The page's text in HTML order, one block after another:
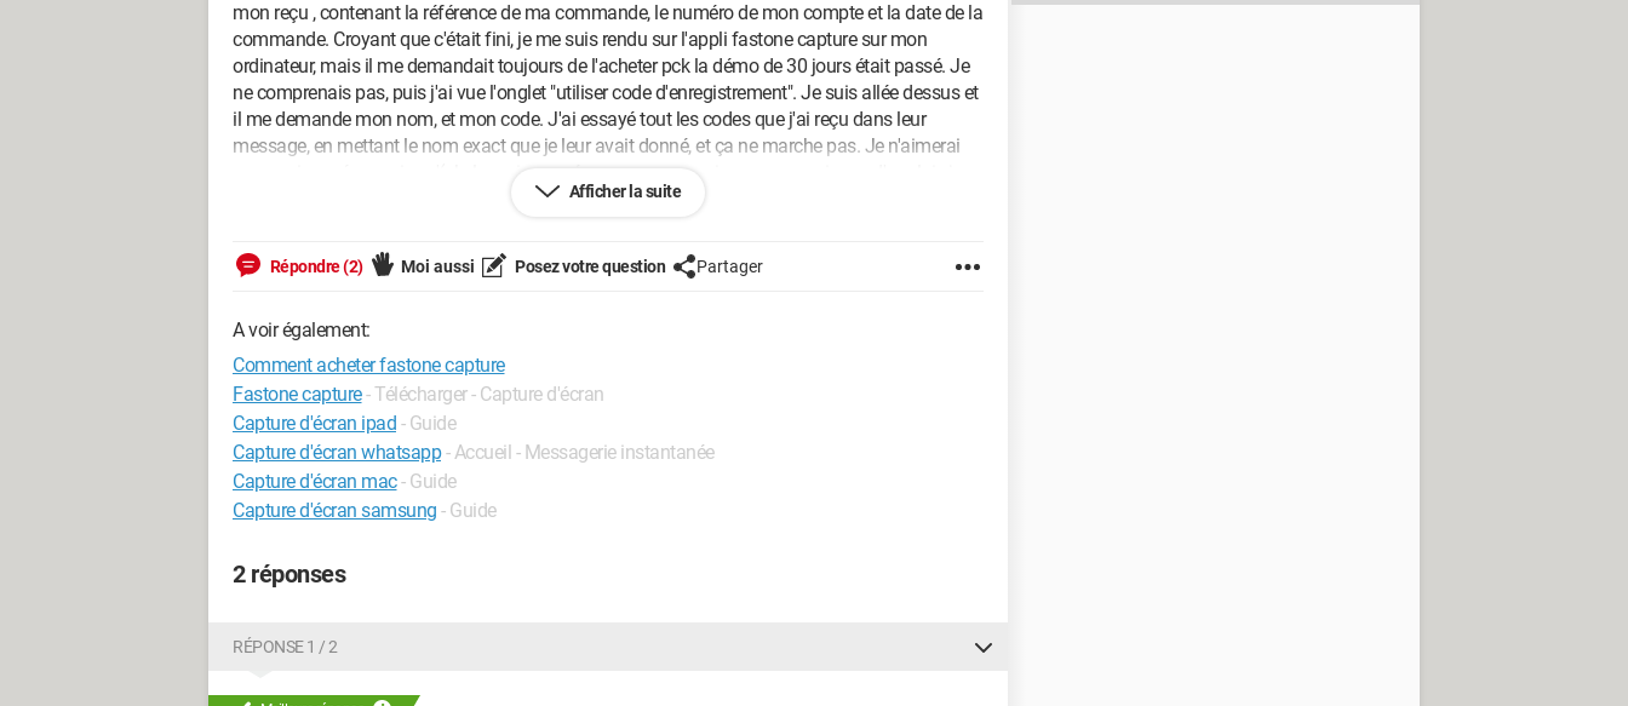
mon reçu , contenant la référence de ma commande, le numéro de mon compte et la date de la
commande. Croyant que c'était fini, je me suis rendu sur l'appli fastone capture sur mon
ordinateur, mais il me demandait toujours de l'acheter pck la démo de 30 jours était passé. Je
ne comprenais pas, puis j'ai vue l'onglet "utiliser code d'enregistrement". Je suis allée dessus et
il me demande mon nom, et mon code. J'ai essayé tout les codes que j'ai reçu dans leur
message, en mettant le nom exact que je leur avait donné, et ça ne marche pas. Je n'aimerai
ne suis pas sure de me faire comprendre...
Merci de me répondre le plus vite possible.
mademoiselle13 XD
Afficher la suite
Répondre (2) Moi aussi Posez votre question Partager
A voir également:
Comment acheter fastone capture
Fastone capture- Télécharger - Capture d'écran
Capture d'écran ipad - Guide
Capture d'écran whatsapp - Accueil - Messagerie instantanée
Capture d'écran mac- Guide
Capture d'écran samsung - Guide
2 réponses
RÉPONSE 1 / 2